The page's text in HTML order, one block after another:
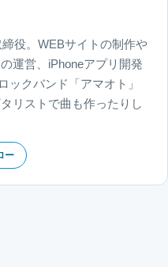
役。WEBサイトの制作や
運営、iPhoneアプリ開発
ックバンド「アマオト」
タリストで曲も作ったりし
ー